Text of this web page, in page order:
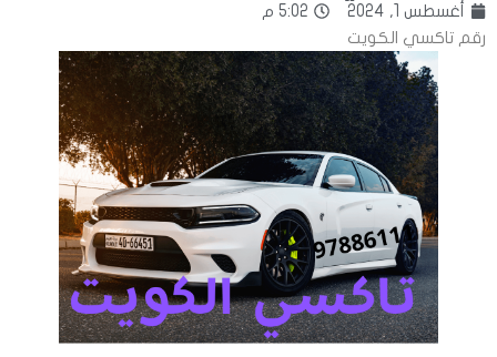
أغسطس 1, 2024
5:02 م
رقم تاكسي الكويت